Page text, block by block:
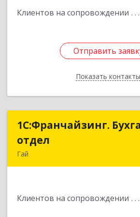
Клиентов на сопровождении
Отправить
Показать контакты
Отправить
Назад
1С:Франчайзинг.
отдел
Гай
Клиентов на сопровождении
1С:Франчайзинг.